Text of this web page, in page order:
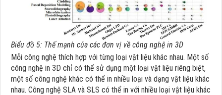
Biểu đồ 5: Thế mạnh của các đơn vị về công nghệ in 3D
Mỗi công nghệ thích hợp với từng loại vật liệu khác nhau. Một số
công nghệ in 3D chỉ có thể sử dụng một loại vật liệu riêng biệt,
một số công nghệ khác có thể in nhiều loại và dạng vật liệu khác
nhau. Công nghệ SLA và SLS có thể in với nhiều loại vật liệu khác